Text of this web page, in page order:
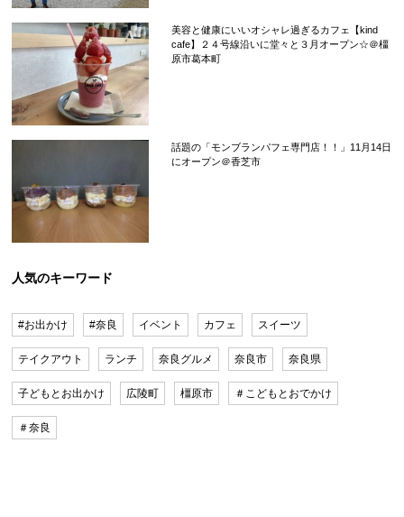
美容と健康にいいオシャレ過ぎるカフェ【kind
cafe】２４号線沿いに堂々と３月オープン☆＠橿
原市葛本町
話題の「モンブランパフェ専門店！！」11月14日
にオープン＠香芝市
人気のキーワード
#お出かけ #奈良 イベント カフェ スイーツ
テイクアウト ランチ 奈良グルメ 奈良市 奈良県
子どもとお出かけ 広陵町 橿原市 ＃こどもとおでかけ
＃奈良